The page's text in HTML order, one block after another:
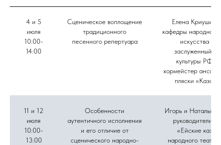
4 и 5
июля
10:00-
14:00
Сценическое воплощение
традиционного
песенного репертуара
Елена
кафедры народного
искусства
заслуженный
культуры РФ,
хормейстер
пляски
11 и 12
июля
10:00-
13:00
Особенности
аутентичного исполнения
и его отличие от
сценического народно-
Игорь и Наталья
руководители
«Ейские
народного театра